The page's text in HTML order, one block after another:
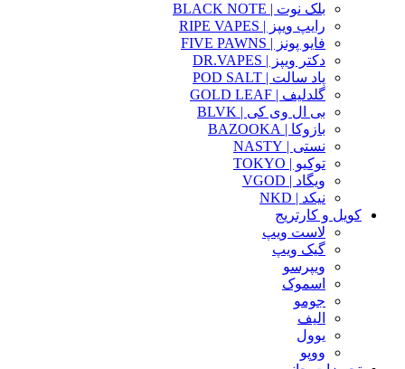
بلک نوت | BLACK NOTE
رایپ ویپز | RIPE VAPES
فایو پونز | FIVE PAWNS
دکتر ویپز | DR.VAPES
پاد سالت | POD SALT
گلدلیف | GOLD LEAF
بی ال وی کی | BLVK
بازوکا | BAZOOKA
نستی | NASTY
توکیو | TOKYO
ویگاد | VGOD
نیکد | NKD
کویل و کارتریج
لاست ویپ
گیک ویپ
ویپرسو
اسموک
جومو
الیف
یوول
ووپو